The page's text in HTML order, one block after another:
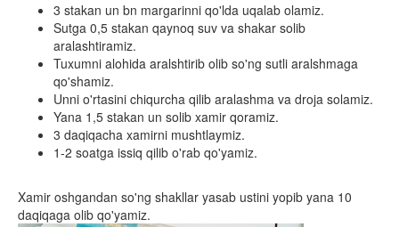
3 stakan un bn margarinni qo'lda uqalab olamiz.
Sutga 0,5 stakan qaynoq suv va shakar solib
aralashtiramiz.
Tuxumni alohida aralshtirib olib so'ng sutli aralshmaga
qo'shamiz.
Unni o'rtasini chiqurcha qilib aralashma va droja solamiz.
Yana 1,5 stakan un solib xamir qoramiz.
3 daqiqacha xamirni mushtlaymiz.
1-2 soatga issiq qilib o'rab qo'yamiz.
Xamir oshgandan so'ng shakllar yasab ustini yopib yana 10
daqiqaga olib qo'yamiz.